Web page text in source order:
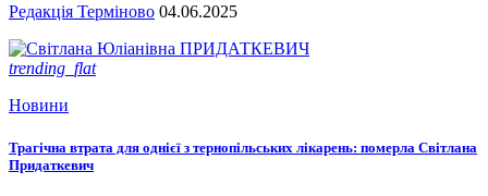
Редакція Терміново 04.06.2025
trending_flat
Новини
Трагічна втрата для однієї з тернопільських лікарень: померла Світлана
Придаткевич